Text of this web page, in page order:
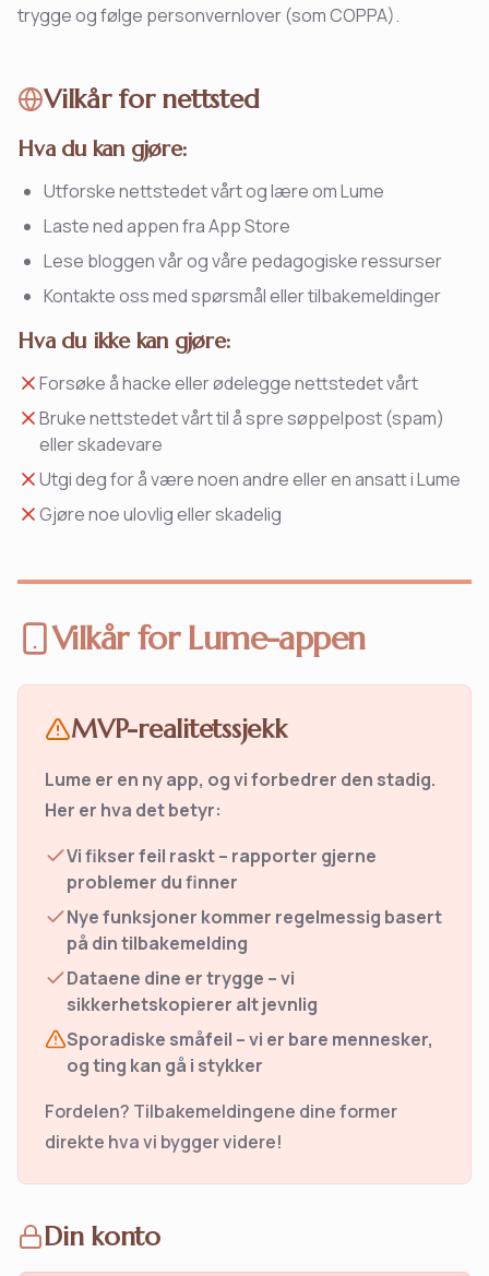
trygge og følge personvernlover (som COPPA).
Vilkår for nettsted
Hva du kan gjøre:
Utforske nettstedet vårt og lære om Lume
Laste ned appen fra App Store
Lese bloggen vår og våre pedagogiske ressurser
Kontakte oss med spørsmål eller tilbakemeldinger
Hva du ikke kan gjøre:
Forsøke å hacke eller ødelegge nettstedet vårt
Bruke nettstedet vårt til å spre søppelpost (spam)
eller skadevare
Utgi deg for å være noen andre eller en ansatt i Lume
Gjøre noe ulovlig eller skadelig
Vilkår for Lume-appen
MVP-realitetssjekk
Lume er en ny app, og vi forbedrer den stadig.
Her er hva det betyr:
Vi fikser feil raskt – rapporter gjerne
problemer du finner
Nye funksjoner kommer regelmessig basert
på din tilbakemelding
Dataene dine er trygge – vi
sikkerhetskopierer alt jevnlig
Sporadiske småfeil – vi er bare mennesker,
og ting kan gå i stykker
Fordelen? Tilbakemeldingene dine former
direkte hva vi bygger videre!
Din konto